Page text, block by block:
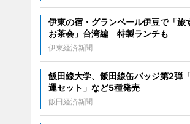
伊東の宿・グランベール伊豆で「旅
お茶会」台湾編 特製ランチも
伊東経済新聞
飯田線大学、飯田線缶バッジ第2弾
運セット」など5種発売
飯田経済新聞